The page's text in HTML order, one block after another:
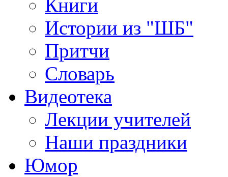
Книги
Истории из "ШБ"
Притчи
Словарь
Видеотека
Лекции учителей
Наши праздники
Юмор